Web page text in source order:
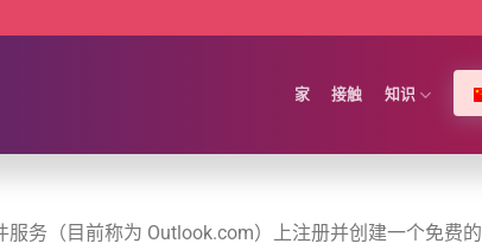
家 接触 知识
务（目前称为 Outlook.com）上注册并创建一个免费的